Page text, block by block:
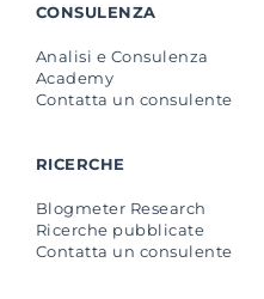
CONSULENZA
Analisi e Consulenza
Academy
Contatta un consulente
RICERCHE
Blogmeter Research
Ricerche pubblicate
Contatta un consulente